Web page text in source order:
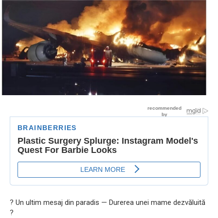
? Un ultim mesaj din paradis — Durerea unei mame dezvăluită
?